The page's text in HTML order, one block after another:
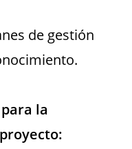
de gestión
la